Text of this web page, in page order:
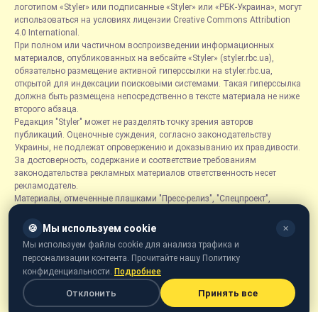
логотипом «Styler» или подписанные «Styler» или «РБК-Украина», могут
использоваться на условиях лицензии Creative Commons Attribution
4.0 International.
При полном или частичном воспроизведении информационных
материалов, опубликованных на вебсайте «Styler» (styler.rbc.ua),
обязательно размещение активной гиперссылки на styler.rbc.ua,
открытой для индексации поисковыми системами. Такая гиперссылка
должна быть размещена непосредственно в тексте материала не ниже
второго абзаца.
Редакция "Styler" может не разделять точку зрения авторов
публикаций. Оценочные суждения, согласно законодательству
Украины, не подлежат опровержению и доказыванию их правдивости.
За достоверность, содержание и соответствие требованиям
законодательства рекламных материалов ответственность несет
рекламодатель.
Материалы, отмеченные плашками "Пресс-релиз", "Спецпроект",
размещаются на правах рекламы.
Рубрика «Новости компаний» является информационным форматом,
содержащим новости, сообщения и объявления, связанные с
деятельностью компаний, и основывается на информации,
предоставленной соответствующими компаниями. Редакция не несет
ответственности за достоверность такой информации.
Онлайн-медиа «Styler» предназначено для лиц от 21 года.
🍪 Мы используем cookie ✕
Мы используем файлы cookie для анализа трафика и
персонализации контента. Прочитайте нашу Политику
конфиденциальности. Подробнее
Отклонить Принять все